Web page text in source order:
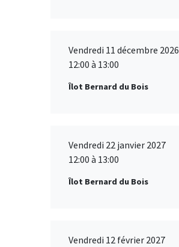
Vendredi 11 décembre 2026
12:00 à 13:00
Îlot Bernard du Bois
Vendredi 22 janvier 2027
12:00 à 13:00
Îlot Bernard du Bois
Vendredi 12 février 2027